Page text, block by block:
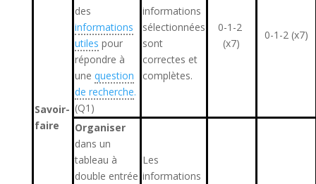
Savoir-
faire
des
informations
utiles pour
répondre à
une question
de recherche.
(Q1)
informations
sélectionnées
sont
correctes et
complètes.
0-1-2
(x7)
0-1-2 (x7)
Organiser
dans un
tableau à
double entrée
Les
informations